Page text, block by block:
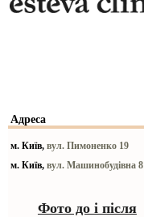
Адреса
м. Київ, вул. Пимоненко 19
м. Київ, вул. Машинобудівна 8
Фото до і після